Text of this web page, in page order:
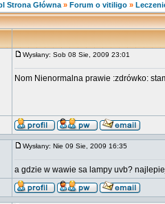
Strona Główna » Forum o vitiligo »
Wysłany: Sob 08 Sie, 2009 23:01
Nom Nienormalna prawie :zdrówko:
Wysłany: Nie 09 Sie, 2009 16:35
a gdzie w wawie sa lampy uvb?